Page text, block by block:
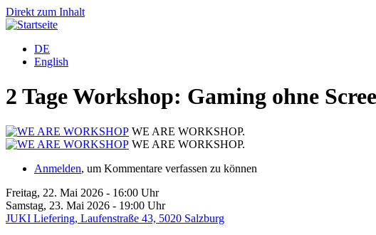
Direkt zum Inhalt
DE
English
2 Tage Workshop: Gaming ohne
WE ARE WORKSHOP.
WE ARE WORKSHOP.
Anmelden, um Kommentare verfassen zu können
Freitag, 22. Mai 2026 - 16:00 Uhr
Samstag, 23. Mai 2026 - 19:00 Uhr
JUKI Liefering, Laufenstraße 43, 5020 Salzburg